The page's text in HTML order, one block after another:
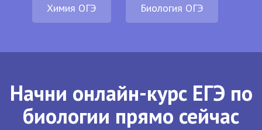
Химия ОГЭ Биология ОГЭ
Начни онлайн-курс ЕГЭ по
биологии прямо сейчас